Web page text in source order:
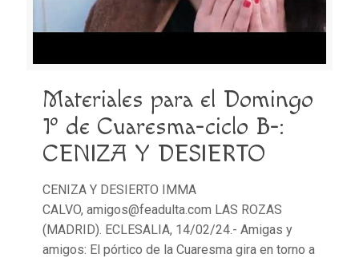
Materiales para el Domingo
1º de Cuaresma-ciclo B-:
CENIZA Y DESIERTO
CENIZA Y DESIERTO IMMA
CALVO, amigos@feadulta.com LAS ROZAS
(MADRID). ECLESALIA, 14/02/24.- Amigas y
amigos: El pórtico de la Cuaresma gira en torno a